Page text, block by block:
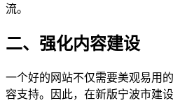
流。
二、强化内容建设
一个好的网站不仅需要美观易用
容支持。因此，在新版宁波市建